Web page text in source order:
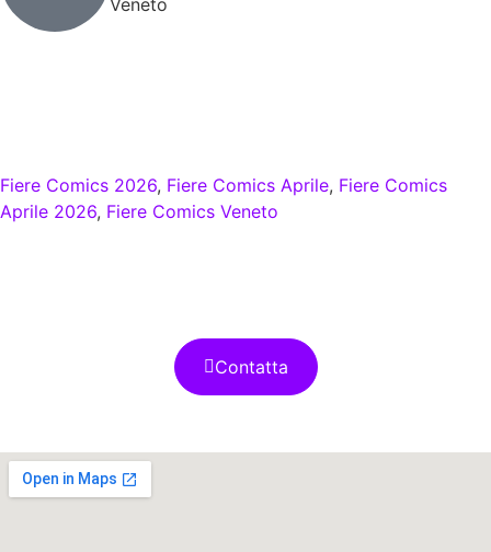
Fiere Comics 2026, Fiere Comics Aprile, Fiere Comics
Aprile 2026, Fiere Comics Veneto
Contatta